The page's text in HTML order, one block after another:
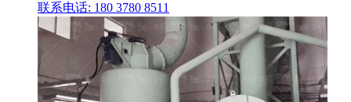
联系电话: 180 3780 8511